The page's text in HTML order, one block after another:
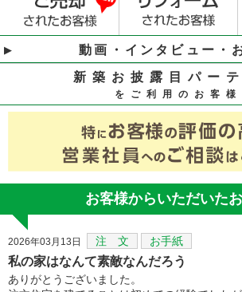
動画・インタビュー・
新築お披露目パー
をご利用のお客様
お客様からいただいた
2026年03月13日 注 文 お手紙
私の家はなんて素敵なんだろう
ありがとうございました。